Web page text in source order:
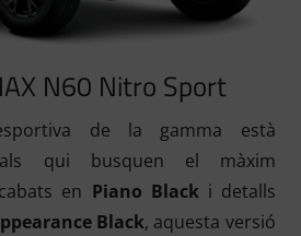
N60 Nitro Sport
de la gamma està
qui busquen el màxim
en Piano Blacki detalls
Black, aquesta versió